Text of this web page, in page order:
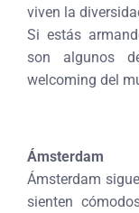
viven la
Si estás
son algunos
welcoming del
Ámsterdam
Ámsterdam
sienten